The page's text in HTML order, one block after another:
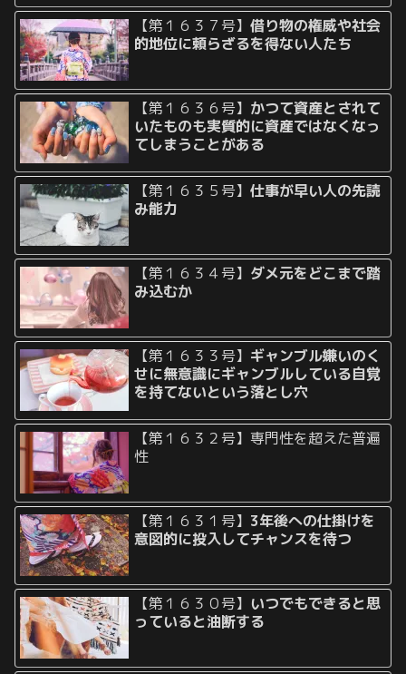
【第１６３７号】借り物の権威や社会
的地位に頼らざるを得ない人たち
【第１６３６号】 かつて資産とされて
いたものも実質的に資産ではなくなっ
てしまうことがある
【第１６３５号】仕事が早い人の先読
み能力
【第１６３４号】 ダメ元をどこまで踏
み込むか
【第１６３３号】 ギャンブル嫌いのく
せに無意識にギャンブルしている自覚
を持てないという落とし穴
【第１６３２号】専門性を超えた普遍
性
【第１６３１号】 3年後への仕掛けを
意図的に投入してチャンスを待つ
【第１６３０号】 いつでもできると思
っていると油断する